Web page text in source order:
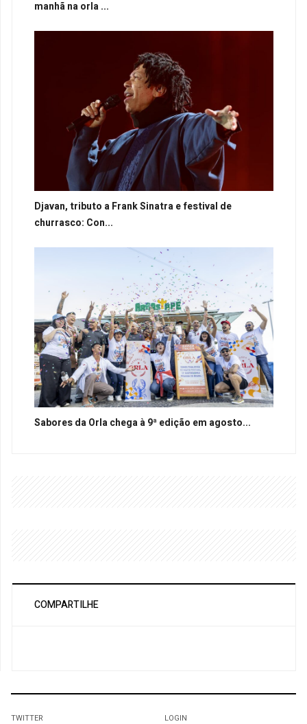
manhã na orla ...
Djavan, tributo a Frank Sinatra e festival de
churrasco: Con...
Sabores da Orla chega à 9ª edição em agosto...
COMPARTILHE
TWITTER LOGIN